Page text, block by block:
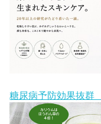
糖尿病予防効果抜群